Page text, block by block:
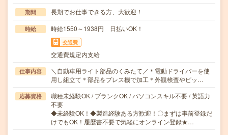
期間 長期でお仕事できる方、大歓迎！
時給 時給1550～1938円 日払いOK！
交通費
交通費規定内支給
仕事内容
＼自動車用ライト部品のくみたて／＊電動ドライバーを使
用し組立て＊部品をプレス機で加工＊外観検査やピッ…
応募資格
職種未経験OK / ブランクOK / パソコンスキル不要 / 英語力
不要
◆未経験OK！◆製造経験ある方歓迎！〇まずは事前登録だ
けでもOK！履歴書不要で気軽にオンライン登録★…